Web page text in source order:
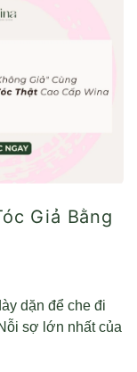
Giả Bằng
dặn để che đi
sợ lớn nhất của